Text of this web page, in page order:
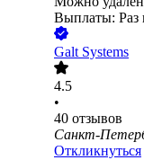
Выплаты: Раз
Galt Systems
4.5
•
40 отзывов
Санкт-
Откликнуться